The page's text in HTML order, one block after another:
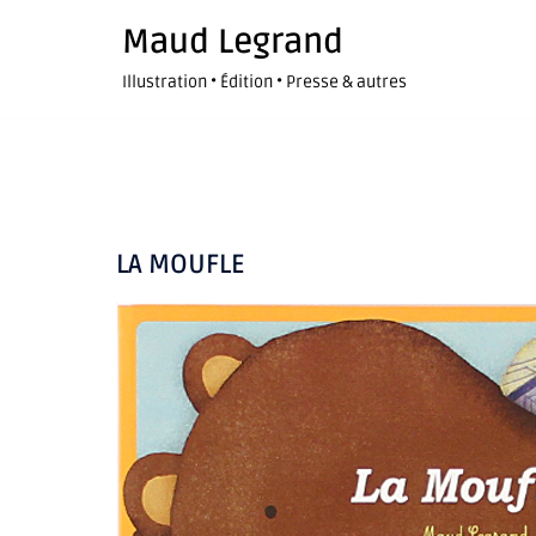
Maud Legrand
Illustration • Édition • Presse & autres
LA MOUFLE